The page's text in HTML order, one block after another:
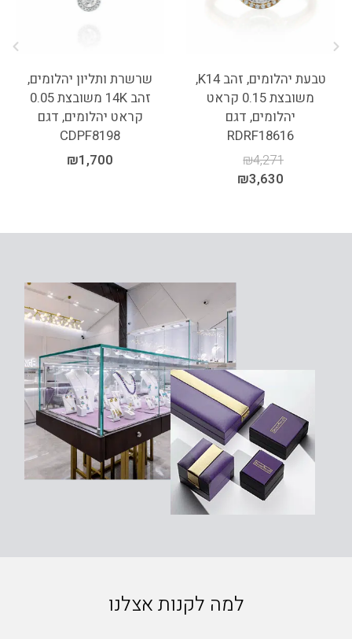
טבעת יהלומים, זהב K14,
משובצת 0.15 קראט
יהלומים, דגם
RDRF18616
₪4,271
₪3,630
שרשרת ותליון יהלומים,
זהב 14K משובצת 0.05
קראט יהלומים, דגם
CDPF8198
₪1,700
למה לקנות אצלנו